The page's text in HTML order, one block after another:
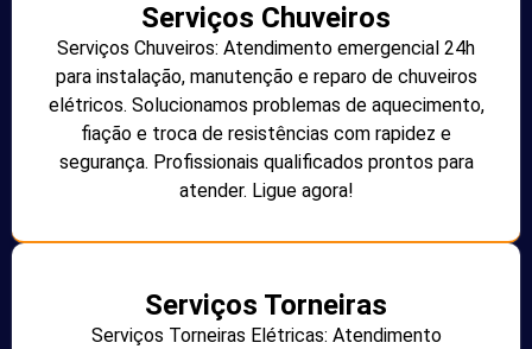
Serviços Chuveiros
Serviços Chuveiros: Atendimento emergencial 24h
para instalação, manutenção e reparo de chuveiros
elétricos. Solucionamos problemas de aquecimento,
fiação e troca de resistências com rapidez e
segurança. Profissionais qualificados prontos para
atender. Ligue agora!
Serviços Torneiras
Serviços Torneiras Elétricas: Atendimento